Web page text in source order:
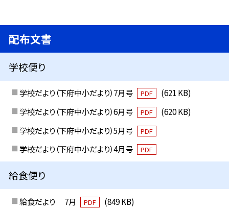
配布文書
学校便り
学校だより（下府中小だより）7月号 PDF
(621 KB)
学校だより（下府中小だより）6月号
PDF
(620 KB)
学校だより（下府中小だより）5月号
PDF
学校だより（下府中小だより）4月号 PDF
給食便り
給食だより 7月 PDF
(849 KB)